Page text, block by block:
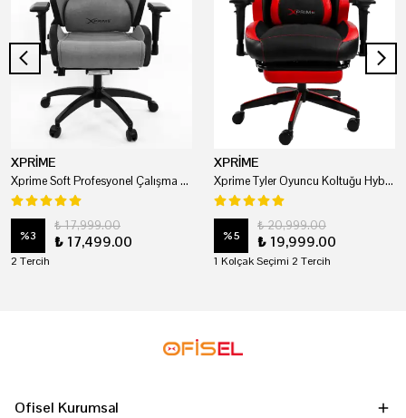
XPRİME
Xprime Soft Profesyonel Çalışma Ve Oyuncu Koltuğu
%3
₺ 17,999.00
₺ 17,499.00
2 Tercih
XPRİME
Xprime Tyler Oyuncu Koltuğu Hybrid Kumaş Kırmızı
%5
₺ 20,999.00
₺ 19,999.00
1 Kolçak Seçimi 2 Tercih
Ofisel Kurumsal